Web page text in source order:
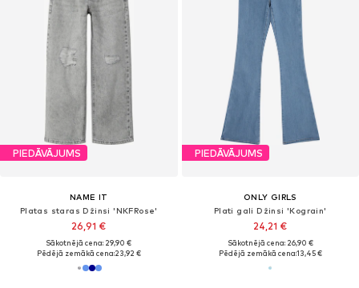
PIEDĀVĀJUMS
NAME IT
Platas staras Džinsi 'NKFRose'
26,91 €
Sākotnējā cena: 29,90 €
Pēdējā zemākā cena:23,92 €
PIEDĀVĀJUMS
ONLY GIRLS
Plati gali Džinsi 'Kograin'
24,21 €
Sākotnējā cena: 26,90 €
Pēdējā zemākā cena:13,45 €